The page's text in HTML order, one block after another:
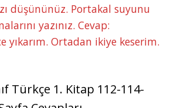
düşününüz. Portakal suyunu
yazınız. Cevap:
yıkarım. Ortadan ikiye keserim.
Türkçe 1. Kitap 112-114-